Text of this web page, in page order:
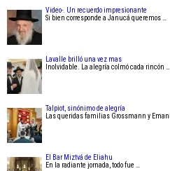
Video-. Un recuerdo impresionante
Si bien corresponde a Janucá queremos …
Lavalle brilló una vez mas
Inolvidable. La alegría colmó cada rincón …
Talpiot, sinónimo de alegría
Las queridas familias Grossmann y
El Bar Miztvá de Eliahu
En la radiante jornada, todo fue …